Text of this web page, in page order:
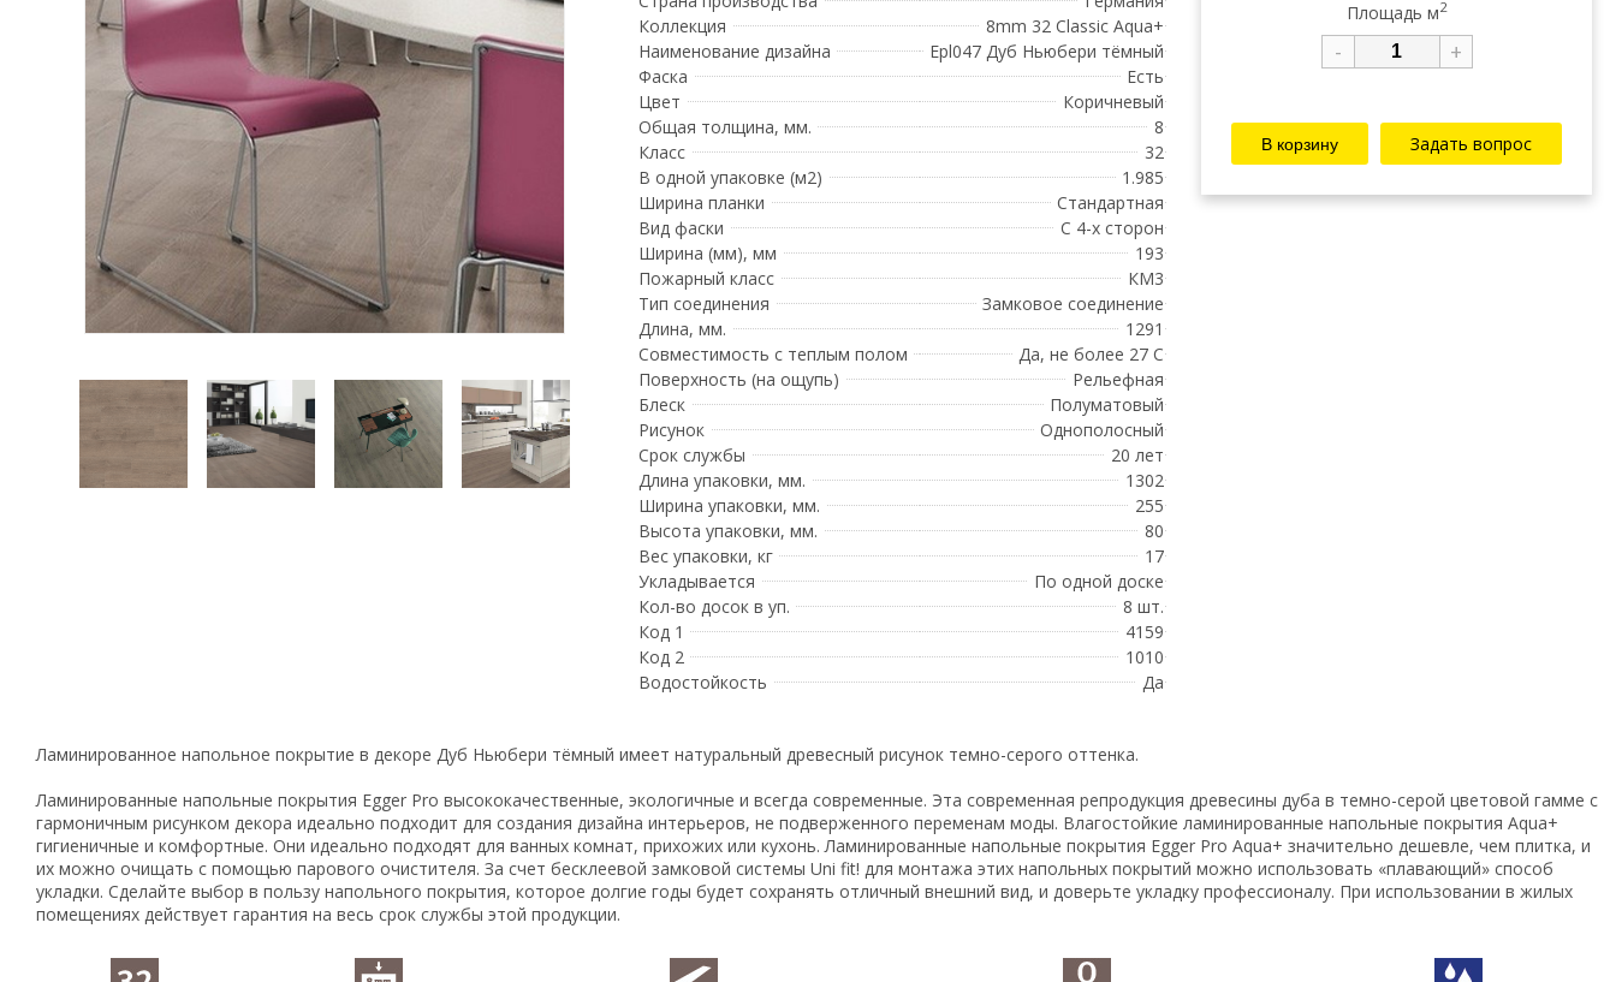
Коллекция
8mm 32 Classic Aqua+
Наименование дизайна
Epl047 Дуб Ньюбери тёмный
Фаска
Есть
Цвет
Коричневый
Общая толщина, мм.
8
Класс
32
В одной упаковке (м2)
1.985
Ширина планки
Стандартная
Вид фаски
С 4-х сторон
Ширина (мм), мм
193
Пожарный класс
КМ3
Тип соединения
Замковое соединение
Длина, мм.
1291
Совместимость с теплым полом
Да, не более 27 С
Поверхность (на ощупь)
Рельефная
Блеск
Полуматовый
Рисунок
Однополосный
Срок службы
20 лет
Длина упаковки, мм.
1302
Ширина упаковки, мм.
255
Высота упаковки, мм.
80
Вес упаковки, кг
17
Укладывается
По одной доске
Кол-во досок в уп.
8 шт.
Код 1
4159
Код 2
1010
Водостойкость
Да
Площадь м2
- +
Задать вопрос
Ламинированное напольное покрытие в декоре Дуб Ньюбери тёмный имеет натуральный древесный рисунок темно-серого оттенка.
Ламинированные напольные покрытия Egger Pro высококачественные, экологичные и всегда современные. Эта современная репродукция древесины дуба в темно-серой цветовой гамме с
гармоничным рисунком декора идеально подходит для создания дизайна интерьеров, не подверженного переменам моды. Влагостойкие ламинированные напольные покрытия Aqua+
гигиеничные и комфортные. Они идеально подходят для ванных комнат, прихожих или кухонь. Ламинированные напольные покрытия Egger Pro Aqua+ значительно дешевле, чем плитка, и
их можно очищать с помощью парового очистителя. За счет бесклеевой замковой системы Uni fit! для монтажа этих напольных покрытий можно использовать «плавающий» способ
укладки. Сделайте выбор в пользу напольного покрытия, которое долгие годы будет сохранять отличный внешний вид, и доверьте укладку профессионалу. При использовании в жилых
помещениях действует гарантия на весь срок службы этой продукции.